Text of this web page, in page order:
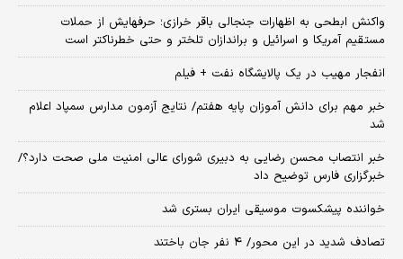
واکنش ابطحی به اظهارات جنجالی باقر خرازی؛ حرفهایش از حملات
مستقیم آمریکا و اسرائیل و براندازان تلختر و حتی خطرناکتر است
انفجار مهیب در یک پالایشگاه نفت + فیلم
خبر مهم برای دانش آموزان پایه هفتم/ نتایج آزمون مدارس سمپاد اعلام
شد
خبر انتصاب محسن رضایی به دبیری شورای عالی امنیت ملی صحت دارد؟/
خبرگزاری فارس توضیح داد
خواننده پیشکسوت موسیقی ایران بستری شد
تصادف شدید در این محور/ ۴ نفر جان باختند